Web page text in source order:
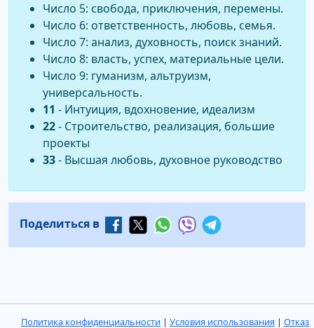
Число 5: свобода, приключения, перемены.
Число 6: ответственность, любовь, семья.
Число 7: анализ, духовность, поиск знаний.
Число 8: власть, успех, материальные цели.
Число 9: гуманизм, альтруизм,
универсальность.
11 - Интуиция, вдохновение, идеализм
22- Строительство, реализация, большие
проекты
33- Высшая любовь, духовное руководство
Поделиться в
Политика конфиденциальности | Условия использования | Отказ